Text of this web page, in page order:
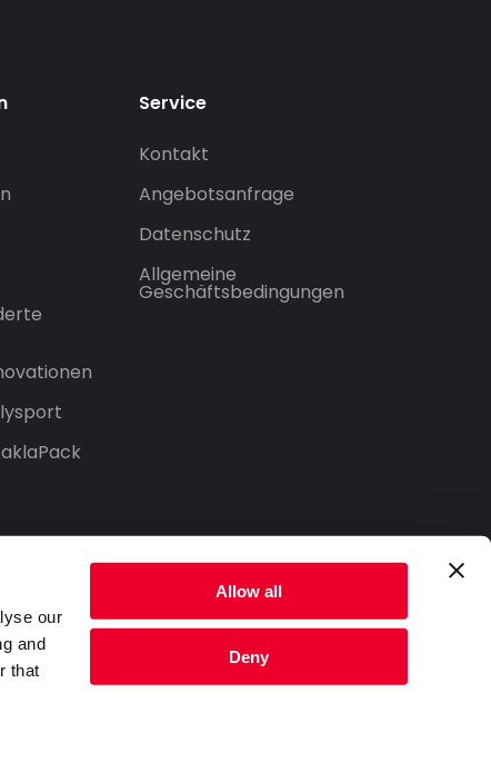
our
and
that
Allow all
Deny
Service
Kontakt
Angebotsanfrage
Datenschutz
Allgemeine
Geschäftsbedingungen